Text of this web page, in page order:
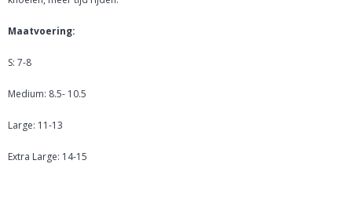
Maatvoering:
S: 7-8
Medium: 8.5- 10.5
Large: 11-13
Extra Large: 14-15